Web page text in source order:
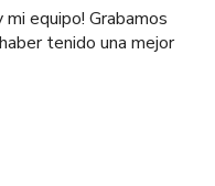
equipo! Grabamos
tenido una mejor